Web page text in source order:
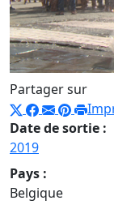
Partager sur
Date de sortie :
2019
Pays :
Belgique